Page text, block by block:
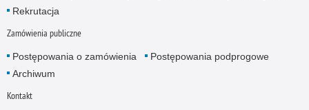
Rekrutacja
Zamówienia publiczne
Postępowania o zamówienia
Postępowania podprogowe
Archiwum
Kontakt